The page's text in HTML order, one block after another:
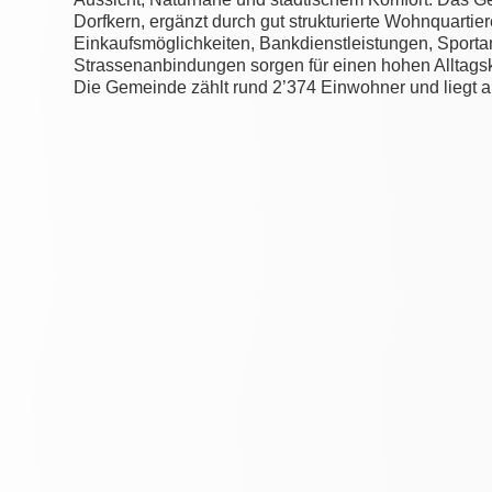
Dorfkern, ergänzt durch gut strukturierte
Einkaufsmöglichkeiten, Bankdienstleistungen,
Strassenanbindungen sorgen für einen hohen
Die Gemeinde zählt rund 2’374 Einwohner und liegt